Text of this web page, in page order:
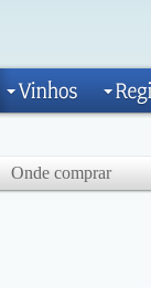
Onde comprar